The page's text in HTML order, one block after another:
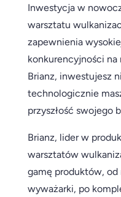
Inwestycja w
warsztatu
zapewnienia
konkurencyjności na
Brianz, inwestujesz
technologicznie
przyszłość swojego
Brianz, lider w
warsztatów
gamę produktów,
wyważarki, po